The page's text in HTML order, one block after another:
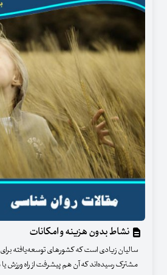
نشاط بدون هزینه و امکانات
سالیان زیادی است که کشورهای توسعه‌یافته
مشترک رسیده‌اند که آن‌ هم پیشرفت از راه ورزش